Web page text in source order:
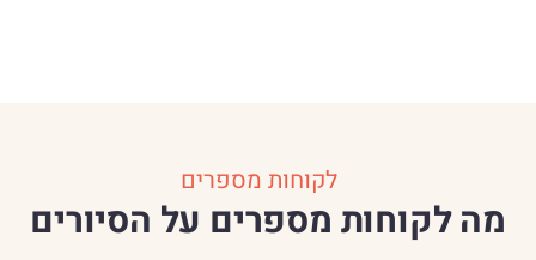
לקוחות מספרים
מה לקוחות מספרים על הסיורים